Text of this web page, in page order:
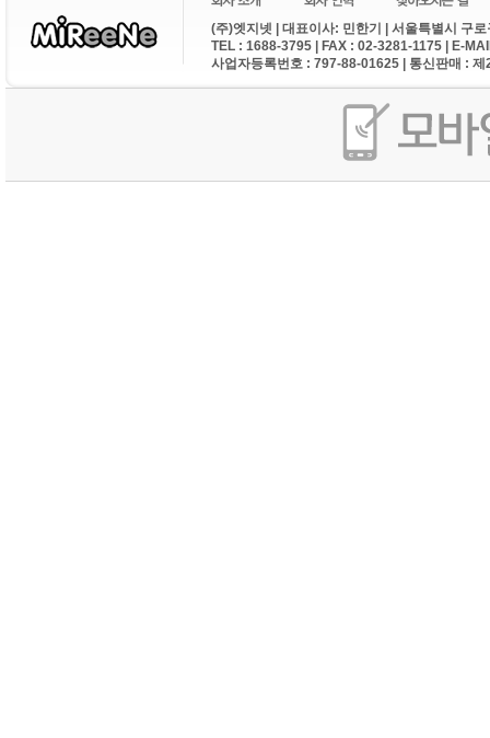
(주)엣지넷 | 대표이사: 민한기 | 서울특별시 구
TEL : 1688-3795 | FAX : 02-3281-1175 | E-
사업자등록번호 : 797-88-01625 | 통신판매 :